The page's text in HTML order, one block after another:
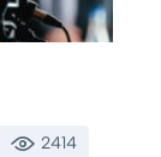
2414